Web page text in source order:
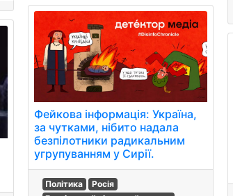
Фейкова інформація: Україна,
за чутками, нібито надала
безпілотники радикальним
угрупуванням у Сирії.
Політика
Росія